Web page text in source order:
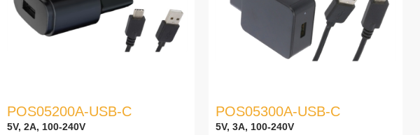
POS05200A-USB-C
5V, 2A, 100-240V
POS05300A-USB-C
5V, 3A, 100-240V